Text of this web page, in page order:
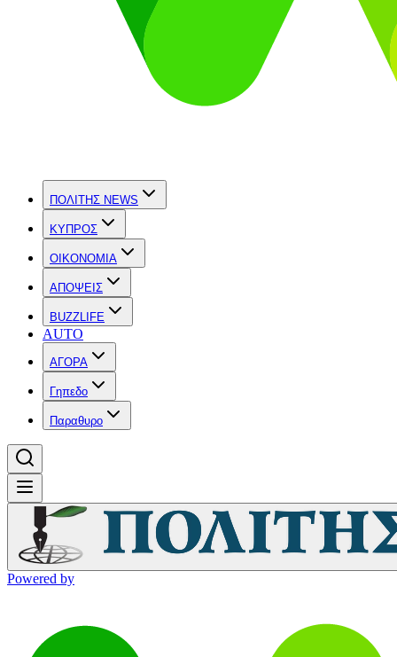
ΠΟΛΙΤΗΣ NEWS
ΚΥΠΡΟΣ
OIKONOMIA
ΑΠΟΨΕΙΣ
BUZZLIFE
AUTO
ΑΓΟΡΑ
Γηπεδο
Παραθυρο
Powered by